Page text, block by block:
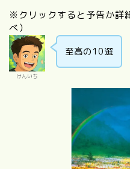
※クリックすると予告か詳
べ）
けんいち
至高の10選